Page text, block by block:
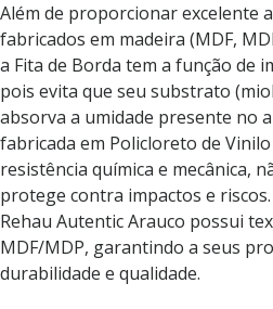
Além de proporcionar excelente
fabricados em madeira (MDF,
a Fita de Borda tem a função de
pois evita que seu substrato
absorva a umidade presente no
fabricada em Policloreto de
resistência química e mecânica,
protege contra impactos e riscos.
Rehau Autentic Arauco possui
MDF/MDP, garantindo a seus
durabilidade e qualidade.